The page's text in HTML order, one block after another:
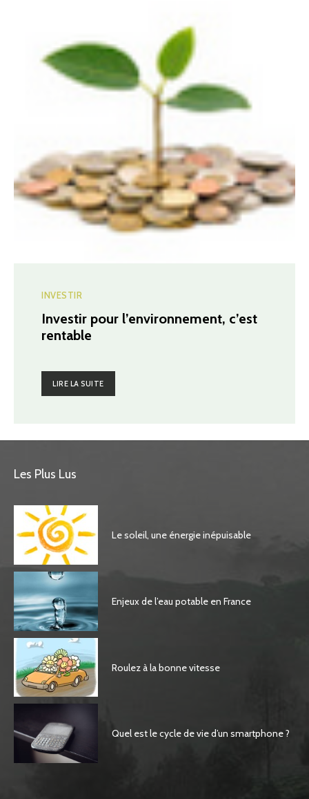
INVESTIR
Investir pour l’environnement, c’est
rentable
LIRE LA SUITE
Les Plus Lus
Le soleil, une énergie inépuisable
Enjeux de l’eau potable en France
Roulez à la bonne vitesse
Quel est le cycle de vie d’un smartphone ?